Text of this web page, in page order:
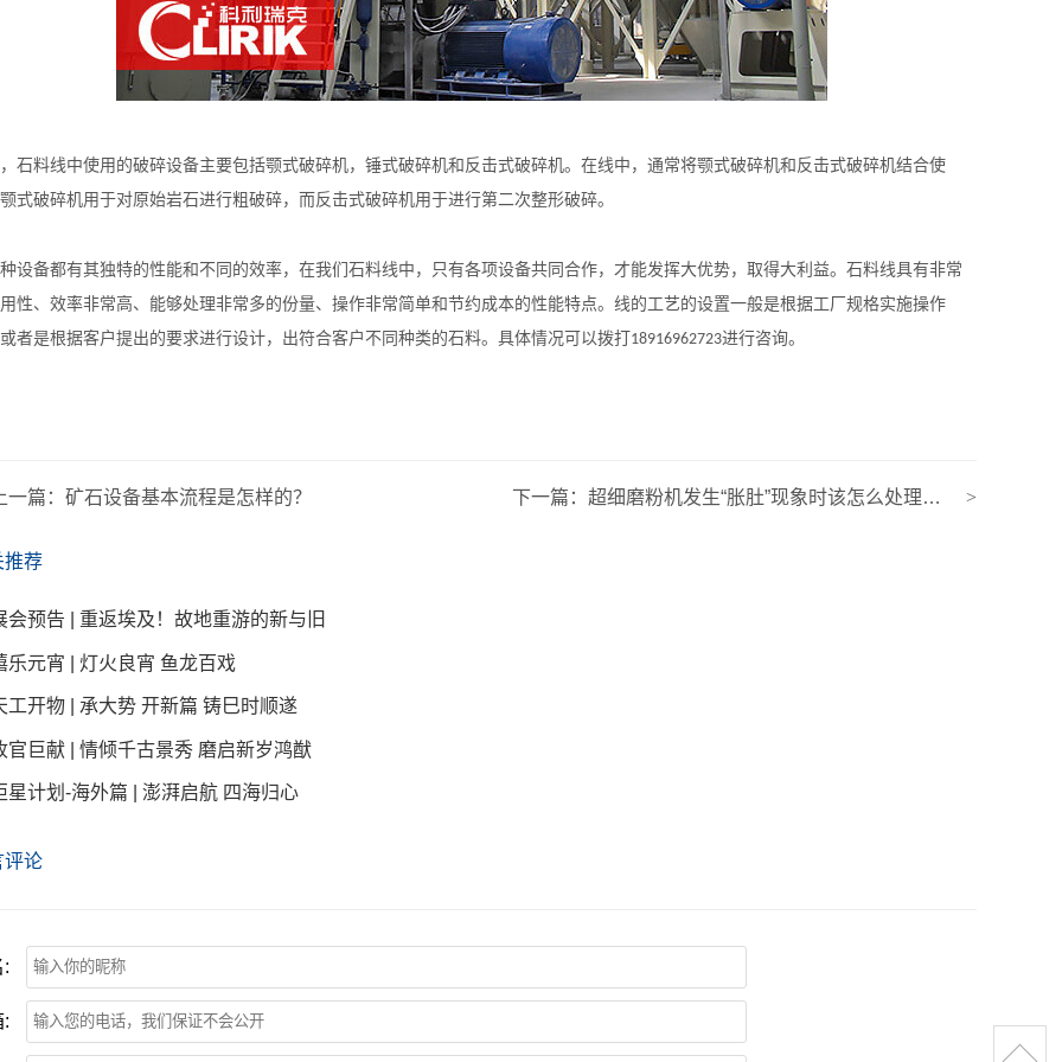
石料线中使用的破碎设备主要包括颚式破碎机，锤式破碎机和反击式破碎机。在线中，通常将颚式破碎机和反击式破碎机结合使
式破碎机用于对原始岩石进行粗破碎，而反击式破碎机用于进行第二次整形破碎。
设备都有其独特的性能和不同的效率，在我们石料线中，只有各项设备共同合作，才能发挥大优势，取得大利益。石料线具有非常
性、效率非常高、能够处理非常多的份量、操作非常简单和节约成本的性能特点。线的工艺的设置一般是根据工厂规格实施操作
者是根据客户提出的要求进行设计，出符合客户不同种类的石料。具体情况可以拨打18916962723进行咨询。
上一篇： 矿石设备基本流程是怎样的？ >
下一篇：超细磨粉机发生“胀肚”现象时该怎么处理呢？
推荐
会预告 | 重返埃及！故地重游的新与旧
乐元宵 | 灯火良宵 鱼龙百戏
工开物 | 承大势 开新篇 铸巳时顺遂
官巨献 | 情倾千古景秀 磨启新岁鸿猷
星计划-海外篇 | 澎湃启航 四海归心
评论
:
: